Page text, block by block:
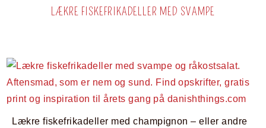
LÆKRE FISKEFRIKADELLER MED SVAMPE
Lækre fiskefrikadeller med champignon – eller andre